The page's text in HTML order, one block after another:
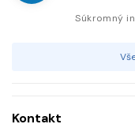
Súkromný
Kontakt